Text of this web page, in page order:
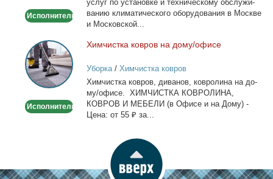
Исполнитель
услуг по уста­нов­ке и тех­ни­че­ско­му об­слу­жи­
ва­нию кли­ма­ти­че­ско­го обо­ру­до­ва­ния в Москве
и Мос­ков­ской...
Химчистка
ковров
на
дому/
Исполнитель
Хим­чист­ка ков­ров на до­му/офи­се
Уборка/ Химчистка ковров
Хим­чист­ка ков­ров, ди­ва­нов, ков­ро­ли­на на до­
му/офи­се. ХИМЧИСТКА КОВРОЛИНА,
КОВРОВ И МЕБЕЛИ (в Офи­се и на До­му) -
Це­на: от 55 ₽ за...